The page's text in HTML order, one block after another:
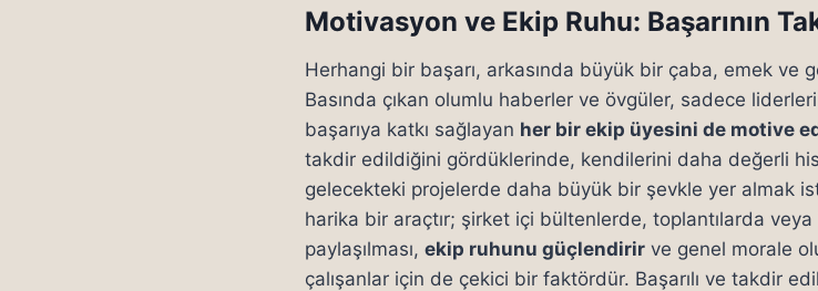
Motivasyon ve Ekip Ruhu: Başarının
Herhangi bir başarı, arkasında büyük bir çaba, emek ve
Basında çıkan olumlu haberler ve övgüler, sadece
başarıya katkı sağlayan her bir ekip üyesini de motive
takdir edildiğini gördüklerinde, kendilerini daha değerli
gelecekteki projelerde daha büyük bir şevkle yer almak
harika bir araçtır; şirket içi bültenlerde, toplantılarda veya
paylaşılması, ekip ruhunu güçlendirir ve genel morale
çalışanlar için de çekici bir faktördür. Başarılı ve takdir